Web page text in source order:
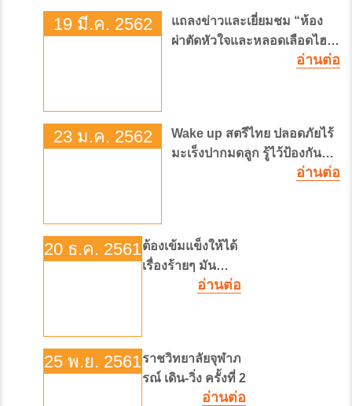
19 มี.ค. 2562
แถลงข่าวและเยี่ยมชม “ห้อง
ผ่าตัดหัวใจและหลอดเลือดไฮ
อ่านต่อ
23 ม.ค. 2562
Wake up สตรีไทย ปลอดภัยไร้
มะเร็งปากมดลูก รู้ไว้ป้องกัน
อ่านต่อ
20 ธ.ค. 2561ต้องเข้มแข็งให้ได้
เรื่องร้ายๆ มัน
อ่านต่อ
25 พ.ย. 2561ราชวิทยาลัยจุฬาภ
รณ์ เดิน-วิ่ง ครั้งที่ 2
อ่านต่อ